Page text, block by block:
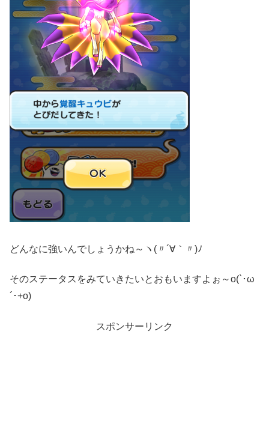
どんなに強いんでしょうかね～ヽ(〃´∀｀〃)ﾉ
そのステータスをみていきたいとおもいますよぉ～o(`･ω
´･+o)
スポンサーリンク